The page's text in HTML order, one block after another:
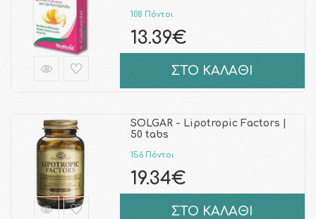
108 Πόντοι
13.39€
ΣΤΟ ΚΑΛΑΘΙ
SOLGAR - Lipotropic Factors |
50 tabs
156 Πόντοι
19.34€
ΣΤΟ ΚΑΛΑΘΙ